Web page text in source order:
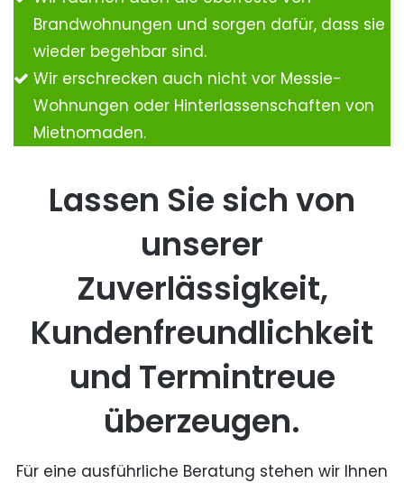
Brandwohnungen und sorgen dafür, dass sie
wieder begehbar sind.
Wir erschrecken auch nicht vor Messie-
Wohnungen oder Hinterlassenschaften von
Mietnomaden.
Lassen Sie sich von
unserer
Zuverlässigkeit,
Kundenfreundlichkeit
und Termintreue
überzeugen.
Für eine ausführliche Beratung stehen wir Ihnen